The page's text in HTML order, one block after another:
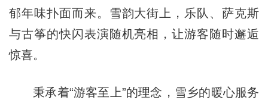
郁年味扑面而来。雪韵大街上，乐队、萨克斯
与古筝的快闪表演随机亮相，让游客随时邂逅
惊喜。
秉承着“游客至上”的理念，雪乡的暖心服务